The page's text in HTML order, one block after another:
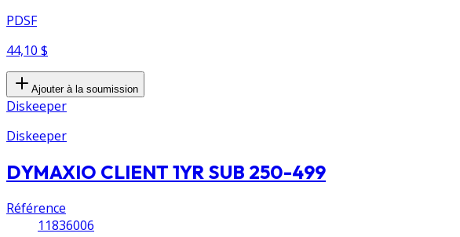
PDSF
44,10 $
Ajouter à la soumission
Diskeeper
Diskeeper
DYMAXIO CLIENT 1YR SUB 250-499
Référence
11836006